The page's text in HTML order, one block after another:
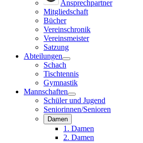
Ansprechpartner
Mitgliedschaft
Bücher
Vereinschronik
Vereinsmeister
Satzung
Abteilungen
Schach
Tischtennis
Gymnastik
Mannschaften
Schüler und Jugend
Seniorinnen/Senioren
Damen
1. Damen
2. Damen